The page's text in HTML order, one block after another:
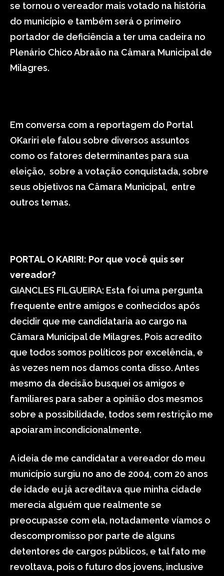
se tornou o vereador mais votado na história
do município e também será o primeiro
portador de deficiência a ter uma cadeira no
Plenário Chico Abraão na Câmara Municipal de
Milagres.
Em conversa com a reportagem do Portal
OKariri ele falou sobre diversos assuntos
como os fatores determinantes para sua
eleição, sobre a votação conquistada, sobre
seus objetivos na Câmara Municipal, entre
outros temas.
PORTAL O KARIRI: Por que você quis ser
vereador?
GIANCLES FILGUEIRA: Esta foi uma pergunta
frequente entre amigos e conhecidos após
decidir que me candidataria ao cargo na
Câmara Municipal de Milagres. Pois acredito
que todos somos políticos por excelência, e
às vezes nem nos damos conta disso. Antes
mesmo da decisão busquei os amigos e
familiares para saber a opinião dos mesmos
sobre a possibilidade, todos sem restrição me
apoiaram incondicionalmente.
A ideia de me candidatar a vereador do meu
município surgiu no ano de 2004, com 20 anos
de idade eu já acreditava que minha cidade
merecia alguém que realmente se
preocupasse com ela, notadamente víamos o
descompromisso por parte de alguns
detentores de cargos públicos, e tal fato me
revoltava, pois o futuro dos jovens, inclusive